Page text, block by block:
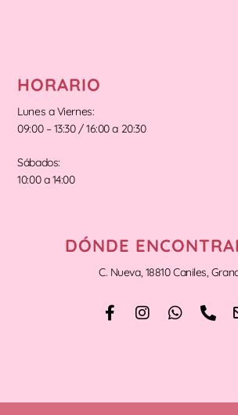
HORARIO
Lunes a Viernes:
09:00 – 13:30 / 16:00 a 20:30
Sábados:
10:00 a 14:00
DÓNDE
C. Nueva, 18810 Caniles,